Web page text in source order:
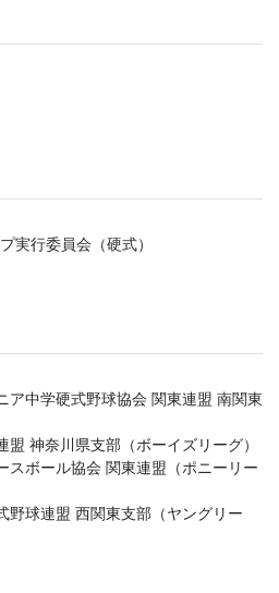
実行委員会（硬式）
ア中学硬式野球協会 関東連盟 南関東
神奈川県支部（ボーイズリーグ）
スボール協会 関東連盟（ポニーリー
野球連盟 西関東支部（ヤングリー